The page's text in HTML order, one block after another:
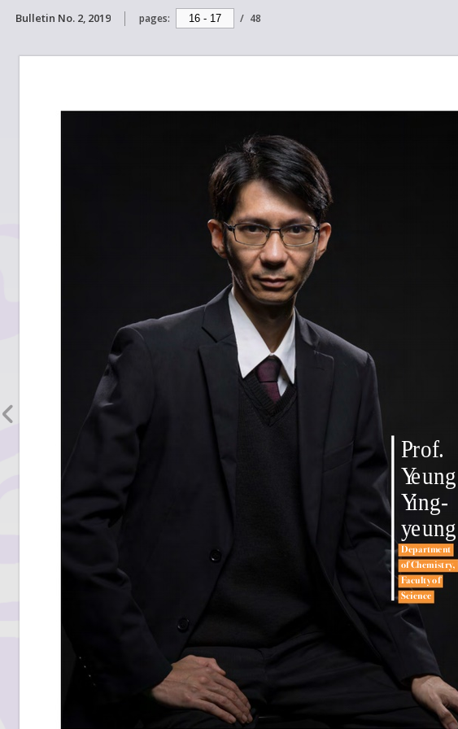
Bulletin No. 2, 2019 pages: / 48